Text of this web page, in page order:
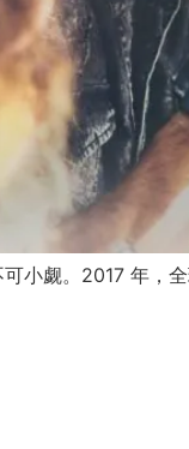
小觑。2017 年，